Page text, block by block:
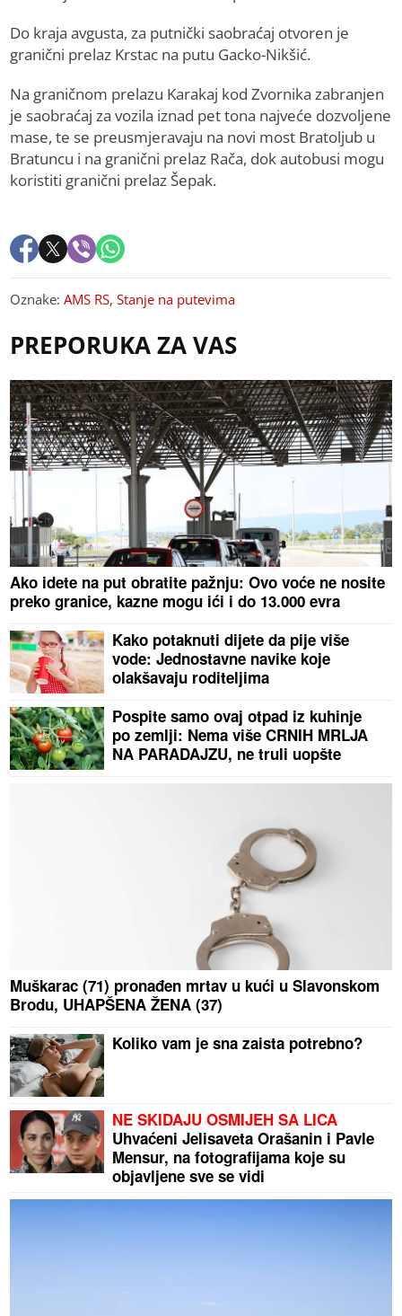
Do kraja avgusta, za putnički saobraćaj otvoren je
granični prelaz Krstac na putu Gacko-Nikšić.
Na graničnom prelazu Karakaj kod Zvornika zabranjen
je saobraćaj za vozila iznad pet tona najveće dozvoljene
mase, te se preusmjeravaju na novi most Bratoljub u
Bratuncu i na granični prelaz Rača, dok autobusi mogu
koristiti granični prelaz Šepak.
Oznake:AMS RS,Stanje na putevima
PREPORUKA ZA VAS
Ako idete na put obratite pažnju: Ovo voće ne nosite
preko granice, kazne mogu ići i do 13.000 evra
Kako potaknuti dijete da pije više
vode: Jednostavne navike koje
olakšavaju roditeljima
Pospite samo ovaj otpad iz kuhinje
po zemlji: Nema više CRNIH MRLJA
NA PARADAJZU, ne truli uopšte
Muškarac (71) pronađen mrtav u kući u Slavonskom
Brodu, UHAPŠENA ŽENA (37)
Koliko vam je sna zaista potrebno?
NE SKIDAJU OSMIJEH SA LICA
Uhvaćeni Jelisaveta Orašanin i Pavle
Mensur, na fotografijama koje su
objavljene sve se vidi